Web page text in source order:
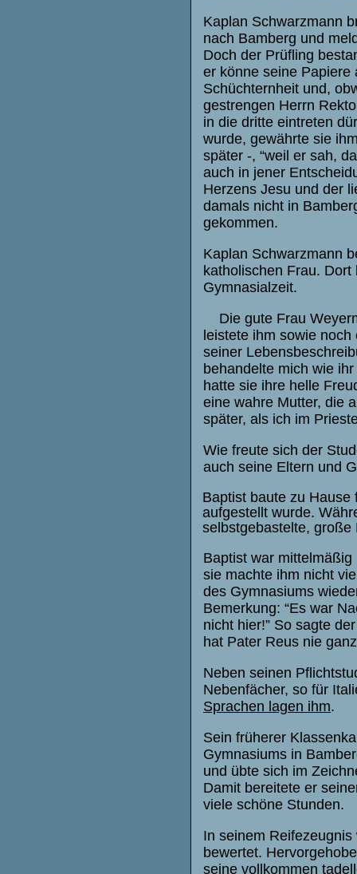
Kaplan Schwarzmann
nach Bamberg und
Doch der Prüfling
er könne seine Papiere
Schüchternheit und,
gestrengen Herrn
in die dritte eintreten
wurde, gewährte sie
später -, “weil er sah,
auch in jener
Herzens Jesu und der
damals nicht in
gekommen.
Kaplan Schwarzmann
katholischen Frau.
Gymnasialzeit.
Die gute Frau
leistete ihm sowie
seiner
behandelte mich wie
hatte sie ihre helle
eine wahre Mutter, die
später, als ich im
Wie freute sich der
auch seine Eltern und
Baptist baute zu
aufgestellt wurde.
selbstgebastelte, große
Baptist war
sie machte ihm nicht
des Gymnasiums
Bemerkung: “Es war
nicht hier!” So sagte
hat Pater Reus nie
Neben seinen
Nebenfächer, so für
Sprachen lagen ihm.
Sein früherer
Gymnasiums in
und übte sich im
Damit bereitete er
viele schöne Stunden.
In seinem Reifezeugnis
bewertet.
seine vollkommen